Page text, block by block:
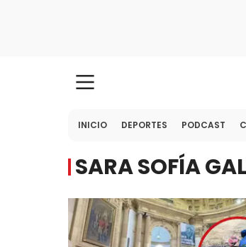
INICIO DEPORTES PODCAST
SARA SOFÍA